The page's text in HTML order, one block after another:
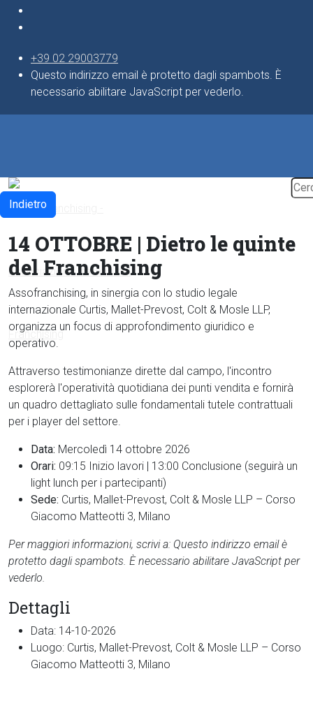
+39 02 29003779
Questo indirizzo email è protetto dagli spambots. È
necessario abilitare JavaScript per vederlo.
Indietro
14 OTTOBRE | Dietro le quinte
del Franchising
Assofranchising, in sinergia con lo studio legale
internazionale Curtis, Mallet-Prevost, Colt & Mosle LLP,
organizza un focus di approfondimento giuridico e
operativo.
Attraverso testimonianze dirette dal campo, l'incontro
esplorerà l'operatività quotidiana dei punti vendita e fornirà
un quadro dettagliato sulle fondamentali tutele contrattuali
per i player del settore.
Data: Mercoledì 14 ottobre 2026
Orari: 09:15 Inizio lavori | 13:00 Conclusione (seguirà un
light lunch per i partecipanti)
Sede: Curtis, Mallet-Prevost, Colt & Mosle LLP – Corso
Giacomo Matteotti 3, Milano
Per maggiori informazioni, scrivi a: Questo indirizzo email è
protetto dagli spambots. È necessario abilitare JavaScript per
vederlo.
Dettagli
Data: 14-10-2026
Luogo: Curtis, Mallet-Prevost, Colt & Mosle LLP – Corso
Giacomo Matteotti 3, Milano